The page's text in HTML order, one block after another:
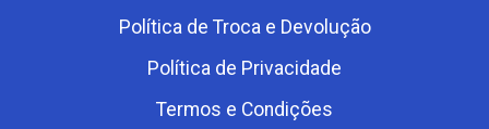
Política de Troca e Devolução
Política de Privacidade
Termos e Condições